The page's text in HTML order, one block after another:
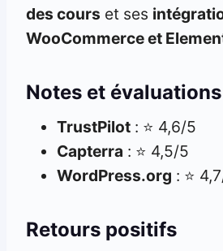
des cours et ses
WooCommerce et
Notes et évaluations
TrustPilot : ⭐ 4,6/5
Capterra : ⭐ 4,5/5
WordPress.org : ⭐
Retours positifs